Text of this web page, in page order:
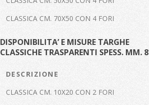
CLASSICA CM. 70X50 CON 4 FORI
DISPONIBILITA’ E MISURE TARGHE
CLASSICHE TRASPARENTI SPESS. MM. 8
DESCRIZIONE
CLASSICA CM. 10X20 CON 2 FORI